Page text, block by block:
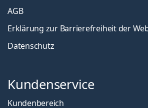
AGB
Erklärung zur Barrierefreiheit der
Datenschutz
Kundenservice
Kundenbereich